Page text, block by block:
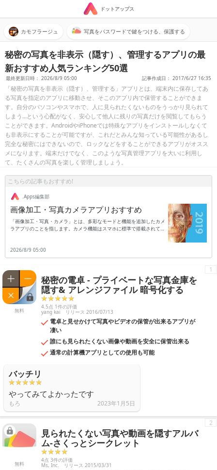
ドットアップス
カモフラージュ 写真をパスワードで鍵をつける、保護する
秘密の写真を非表示（隠す）、管理するアプリの最
新おすすめ人気ランキング50選
最終更新日時： 2026/8/9 05:00 記事作成日： 2017/6/27 16:35
「秘密の写真を非表示（隠す）、管理する」アプリとは、端末内に保存してあ
る写真を指定のアプリに移動させ、そこのアプリ内で保管することができま
す。自分のパソコンやスマホで、人に見られたくないものをうっかり見られて
しまう…という心配がなく、安心して他人に残りの写真だけを閲覧してもらう
ことができます。AndroidやiPhoneでは特殊なアプリをインストールしなくて
も非表示にすることが可能ですが、これだとみんな知っている可能性があるし
完全な秘密にはできないので、ロックなどをすることができるアプリがオスス
メになります。端末だけでなく、このような写真管理アプリを大いに利用し
て、たくさんの写真を楽しく管理しましょう。
こちらの記事もおすすめ!
.Apps編集部
画像加工・写真カメラアプリおすすめ
「画像加工・写真・カメラ」とは、多彩なモードと機能を追加したカメ
ラアプリのことを指します。カメラ機能はスマホに標準で搭載されてい
後に加工を行うタイプなどがあり、これらのタイプがセットになってい
るアプリも珍しくはありません。また、エフェクトは後付けがほとんど
肌を白くしたり可愛いカラーで全体を覆ったりも可能で、SNSを利用し
ている人のサポートアイテムとしても便利です。本来の画素数をアップ
させるものではありませんが、ノーマル写真にプロ仕様の効果が追加で
きるカテゴリとなります。
2026/8/9 05:00
無料
秘密の電卓 - プライベートな写真金庫を
隠す& アレンジファイル 暗号化する
4.5点 1件の評価
yang kai リリース 2016/07/13
電卓と見せかけて写真やビデオの保管が出来るアプリが
凄い
誰にも見られたくない画像や動画を安全に保管出来る
通常の計算機アプリとしての使用も可能
1
バッチリ
やってみてよかったです
もろ 2023年1月5日
無料
見られたくない写真や動画を隠すアルバ
ム-さくっとシークレット
4点 3件の評価
Ms, Inc. リリース 2015/03/31
2